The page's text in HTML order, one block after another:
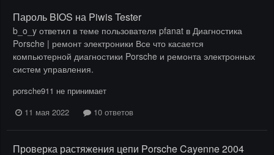
Пароль BIOS на Piwis Tester
b_o_y ответил в теме пользователя pfanat в Диагностика
Porsche | ремонт электроники Все что касается
компьютерной диагностики Porsche и ремонта электронных
систем управления.
porsche911 не принимает
11 мая 2022
10 ответов
Проверка растяжения цепи Porsche Cayenne 2004